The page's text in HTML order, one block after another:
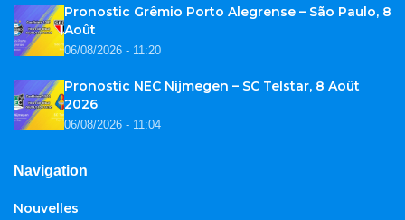
Pronostic Grêmio Porto Alegrense – São Paulo, 8
Août
06/08/2026 - 11:20
Pronostic NEC Nijmegen – SC Telstar, 8 Août
2026
06/08/2026 - 11:04
Navigation
Nouvelles